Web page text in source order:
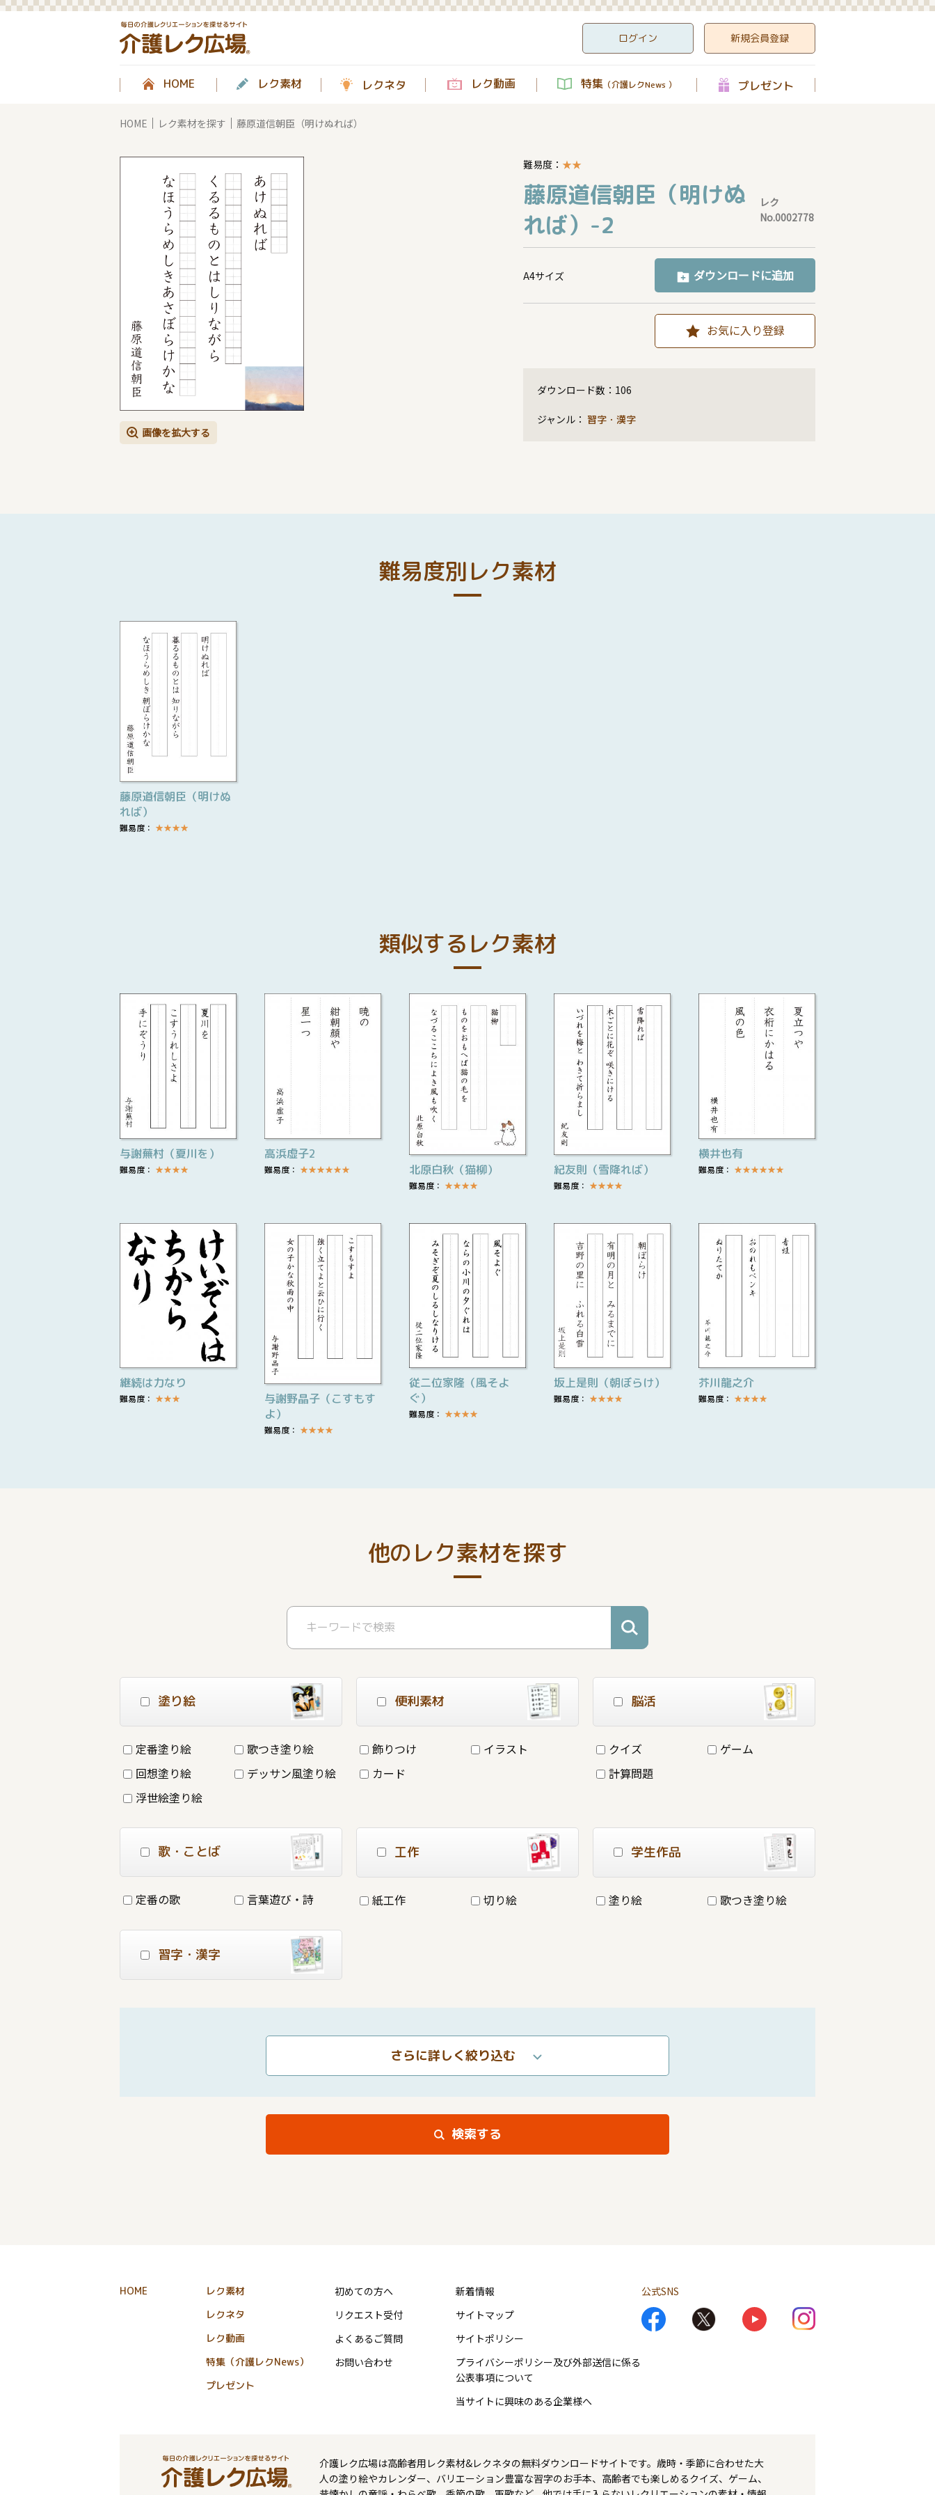
ログイン 新規会員登録
HOME レク素材 レクネタ レク動画 特集 （介護レクNews ） プレゼント
HOME レク素材を探す 藤原道信朝臣（明けぬれば）
画像を拡大する
難易度： ★★
藤原道信朝臣（明けぬ
れば）-2
レク
No.0002778
A4サイズ ダウンロードに追加
お気に入り登録
ダウンロード数： 106
ジャンル： 習字・漢字
難易度別レク素材
藤原道信朝臣（明けぬ
れば）
難易度： ★★★★
類似するレク素材
与謝蕪村（夏川を）
難易度： ★★★★
高浜虚子2
難易度： ★★★★★★ 北原白秋（猫柳）
難易度： ★★★★
紀友則（雪降れば）
難易度： ★★★★
横井也有
難易度： ★★★★★★
継続は力なり
難易度： ★★★
与謝野晶子（こすもす
よ）
難易度： ★★★★
従二位家隆（風そよ
ぐ）
難易度： ★★★★
坂上是則（朝ぼらけ）
難易度： ★★★★
芥川龍之介
難易度： ★★★★
他のレク素材を探す
塗り絵
定番塗り絵
歌つき塗り絵
回想塗り絵
デッサン風塗り絵
浮世絵塗り絵
便利素材
飾りつけ
イラスト
カード
脳活
クイズ
ゲーム
計算問題
歌・ことば
定番の歌 言葉遊び・詩
工作
紙工作 切り絵
学生作品
塗り絵 歌つき塗り絵
習字・漢字
さらに詳しく絞り込む
検索する
HOME
レク素材
レクネタ
レク動画
特集（介護レクNews）
プレゼント
初めての方へ
リクエスト受付
よくあるご質問
お問い合わせ
新着情報
サイトマップ
サイトポリシー
プライバシーポリシー及び外部送信に係る
公表事項について
当サイトに興味のある企業様へ
公式SNS
介護レク広場は高齢者用レク素材&レクネタの無料ダウンロードサイトです。歳時・季節に合わせた大
人の塗り絵やカレンダー、バリエーション豊富な習字のお手本、高齢者でも楽しめるクイズ、ゲーム、